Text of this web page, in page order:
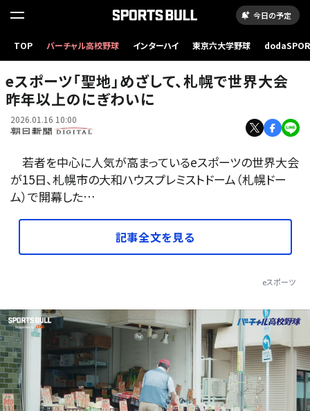
今日の予定
TOP バーチャル高校野球 インターハイ 東京六大学野球
札幌市で開幕したeスポーツの世界大会=2026年1月15日、大和ハウスプレミストドーム
eスポーツ「聖地」めざして、札幌で世界大会
昨年以上のにぎわいに
2026.01.16 10:00
若者を中心に人気が高まっているeスポーツの世界大会
が15日、札幌市の大和ハウスプレミストドーム（札幌ドー
ム）で開幕した…
記事全文を見る
eスポーツ